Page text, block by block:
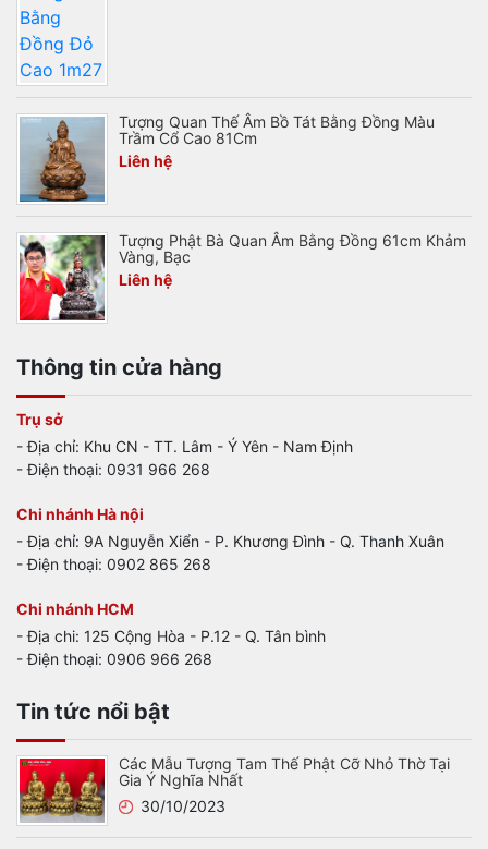
Tượng Quan Thế Âm Bồ Tát Bằng Đồng Màu
Trầm Cổ Cao 81Cm
Liên hệ
Tượng Phật Bà Quan Âm Bằng Đồng 61cm Khảm
Vàng, Bạc
Liên hệ
Thông tin cửa hàng
Trụ sở
- Địa chỉ: Khu CN - TT. Lâm - Ý Yên - Nam Định
- Điện thoại: 0931 966 268
Chi nhánh Hà nội
- Địa chỉ: 9A Nguyễn Xiển - P. Khương Đình - Q. Thanh Xuân
- Điện thoại: 0902 865 268
Chi nhánh HCM
- Địa chi: 125 Cộng Hòa - P.12 - Q. Tân bình
- Điện thoại: 0906 966 268
Tin tức nổi bật
Các Mẫu Tượng Tam Thế Phật Cỡ Nhỏ Thờ Tại
Gia Ý Nghĩa Nhất
30/10/2023